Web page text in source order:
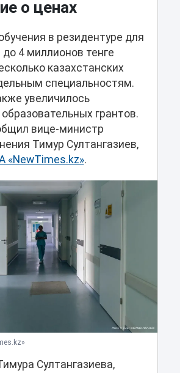
о ценах
в резидентуре для
4 миллионов тенге
казахстанских
специальностям.
увеличилось
грантов.
вице-министр
Тимур Султангазиев,
«NewTimes.kz».
Султангазиева,